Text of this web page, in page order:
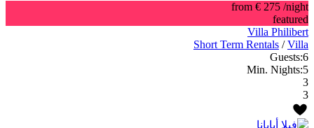
from € 275 /night
featured
Villa Philibert
Short Term Rentals /Villa
Guests:6
Min. Nights:5
3
3